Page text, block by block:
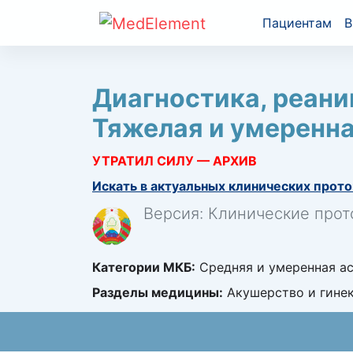
Пациентам
Диагностика,
Тяжелая и
УТРАТИЛ СИЛУ — АРХИВ
Искать в актуальных клинических
Версия: Клинические
Категории МКБ: Средняя и умеренная
Разделы медицины: Акушерство и